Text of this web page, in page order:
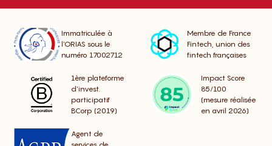
Immatriculée à
l’ORIAS sous le
numéro 17002712
Membre de France
Fintech, union des
fintech françaises
1ère plateforme
d’invest.
participatif
BCorp (2019)
Impact Score
85/100
(mesure réalisée
en avril 2026)
Agent de